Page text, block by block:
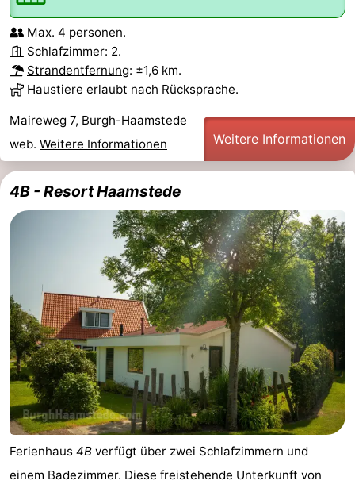
Max. 4 personen.
Schlafzimmer: 2.
Strandentfernung: ±1,6 km.
Haustiere erlaubt nach Rücksprache.
Maireweg 7, Burgh-Haamstede
web. Weitere Informationen Weitere Informationen
4B - Resort Haamstede
Ferienhaus 4B verfügt über zwei Schlafzimmern und
einem Badezimmer. Diese freistehende Unterkunft von